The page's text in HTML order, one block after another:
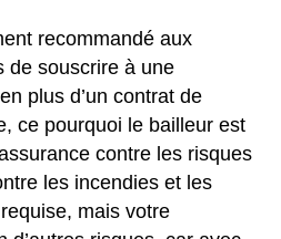
recommandé aux
de souscrire à une
plus d’un contrat de
ce pourquoi le bailleur est
contre les risques
les incendies et les
mais votre